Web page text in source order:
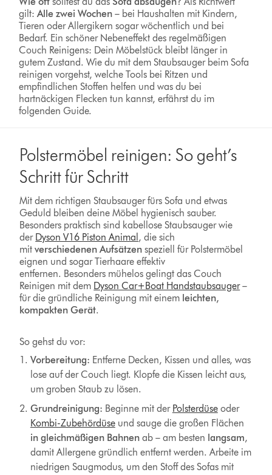
gilt:Alle zwei Wochen – bei Haushalten mit Kindern,
Tieren oder Allergikern sogar wöchentlich und bei
Bedarf. Ein schöner Nebeneffekt des regelmäßigen
Couch Reinigens: Dein Möbelstück bleibt länger in
gutem Zustand. Wie du mit dem Staubsauger beim Sofa
reinigen vorgehst, welche Tools bei Ritzen und
empfindlichen Stoffen helfen und was du bei
hartnäckigen Flecken tun kannst, erfährst du im
folgenden Guide.
Polstermöbel reinigen: So geht’s
Schritt für Schritt
Mit dem richtigen Staubsauger fürs Sofa und etwas
Geduld bleiben deine Möbel hygienisch sauber.
Besonders praktisch sind kabellose Staubsauger wie
der Dyson V16 Piston Animal , die sich
mitverschiedenen Aufsätzen speziell für Polstermöbel
eignen und sogar Tierhaare effektiv
entfernen. Besonders mühelos gelingt das Couch
Reinigen mit dem Dyson Car+Boat Handstaubsauger–
für die gründliche Reinigung mit einem leichten,
kompakten Gerät.
So gehst du vor:
Vorbereitung: Entferne Decken, Kissen und alles, was
lose auf der Couch liegt. Klopfe die Kissen leicht aus,
um groben Staub zu lösen.
Grundreinigung: Beginne mit der Polsterdüseoder
Kombi-Zubehördüseund sauge die großen Flächen
in gleichmäßigen Bahnenab – am besten langsam,
damit Allergene gründlich entfernt werden. Arbeite im
niedrigen Saugmodus, um den Stoff des Sofas mit